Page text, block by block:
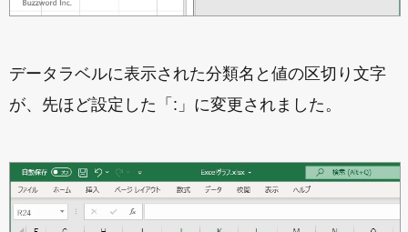
データラベルに表示された分類名と値の区切り文字
が、先ほど設定した「:」に変更されました。